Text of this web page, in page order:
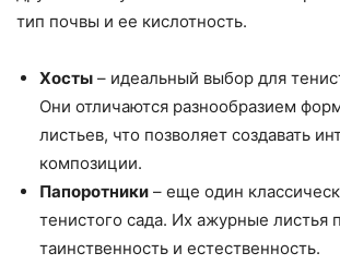
тип почвы и ее кислотность.
Хосты – идеальный выбор для
Они отличаются разнообразием
листьев, что позволяет создавать
композиции.
Папоротники – еще один
тенистого сада. Их ажурные листья
таинственность и естественность.